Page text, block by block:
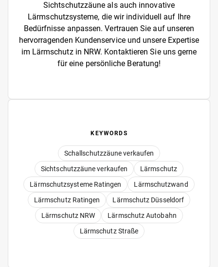
Sichtschutzzäune als auch innovative
Lärmschutzsysteme, die wir individuell auf Ihre
Bedürfnisse anpassen. Vertrauen Sie auf unseren
hervorragenden Kundenservice und unsere Expertise
im Lärmschutz in NRW. Kontaktieren Sie uns gerne
für eine persönliche Beratung!
KEYWORDS
Schallschutzzäune verkaufen
Sichtschutzzäune verkaufen
Lärmschutz
Lärmschutzsysteme Ratingen
Lärmschutzwand
Lärmschutz Ratingen
Lärmschutz Düsseldorf
Lärmschutz NRW
Lärmschutz Autobahn
Lärmschutz Straße